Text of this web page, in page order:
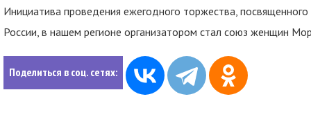
Инициатива проведения ежегодного торжества,
России, в нашем регионе организатором стал союз женщин
Поделиться в соц. сетях: